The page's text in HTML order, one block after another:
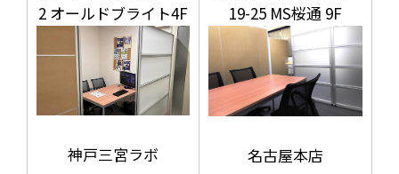
2 オールドブライト4F
神戸三宮ラボ
19-25 MS桜通 9F
名古屋本店